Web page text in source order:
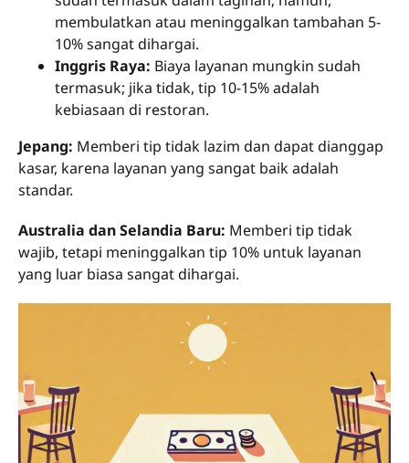
membulatkan atau meninggalkan tambahan 5-
10% sangat dihargai.
Inggris Raya: Biaya layanan mungkin sudah
termasuk; jika tidak, tip 10-15% adalah
kebiasaan di restoran.
Jepang: Memberi tip tidak lazim dan dapat dianggap
kasar, karena layanan yang sangat baik adalah
standar.
Australia dan Selandia Baru: Memberi tip tidak
wajib, tetapi meninggalkan tip 10% untuk layanan
yang luar biasa sangat dihargai.